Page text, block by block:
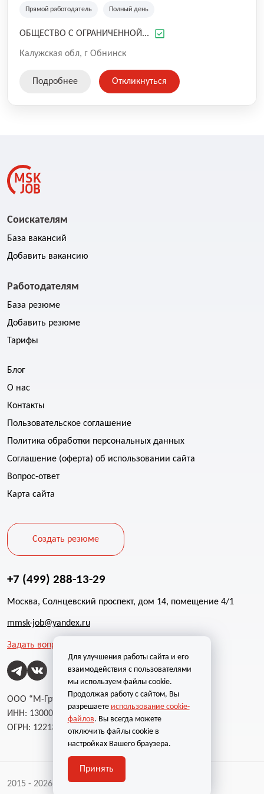
труб для водопровода и канализации, производство
Прямой работодатель Полный день
ОБЩЕСТВО С ОГРАНИЧЕННОЙ...
Калужская обл, г Обнинск
Подробнее Откликнуться
Соискателям
База вакансий
Добавить вакансию
Работодателям
База резюме
Добавить резюме
Тарифы
Блог
О нас
Контакты
Пользовательское соглашение
Политика обработки персональных данных
Соглашение (оферта) об использовании сайта
Вопрос-ответ
Карта сайта
Создать резюме
+7 (499) 288-13-29
Москва, Солнцевский проспект, дом 14, помещение 4/1
mmsk-job@yandex.ru
Задать вопрос
ООО “М-Групп”
ИНН: 1300002787
ОГРН: 1221300004232
2015 - 2026 | Все права защищены
Для улучшения работы сайта и его
взаимодействия с пользователями
мы используем файлы cookie.
Продолжая работу с сайтом, Вы
разрешаете использование cookie-
файлов. Вы всегда можете
отключить файлы cookie в
настройках Вашего браузера.
Принять